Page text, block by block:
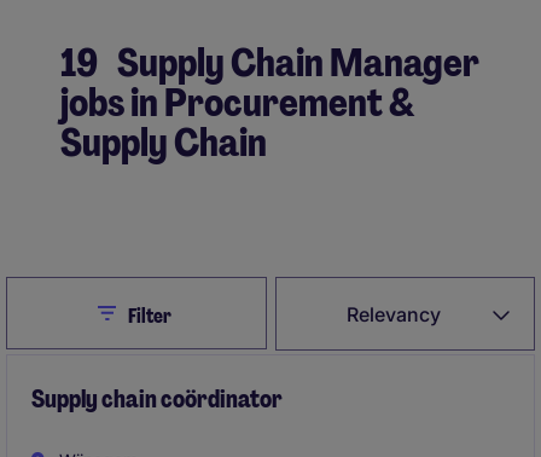
19 Supply Chain Manager
jobs in Procurement &
Supply Chain
Relevancy
CloseFilter
Supply chain coördinator